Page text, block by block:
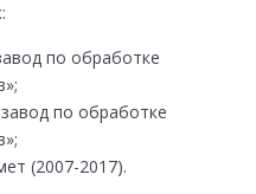
по обработке
по обработке
(2007-2017).